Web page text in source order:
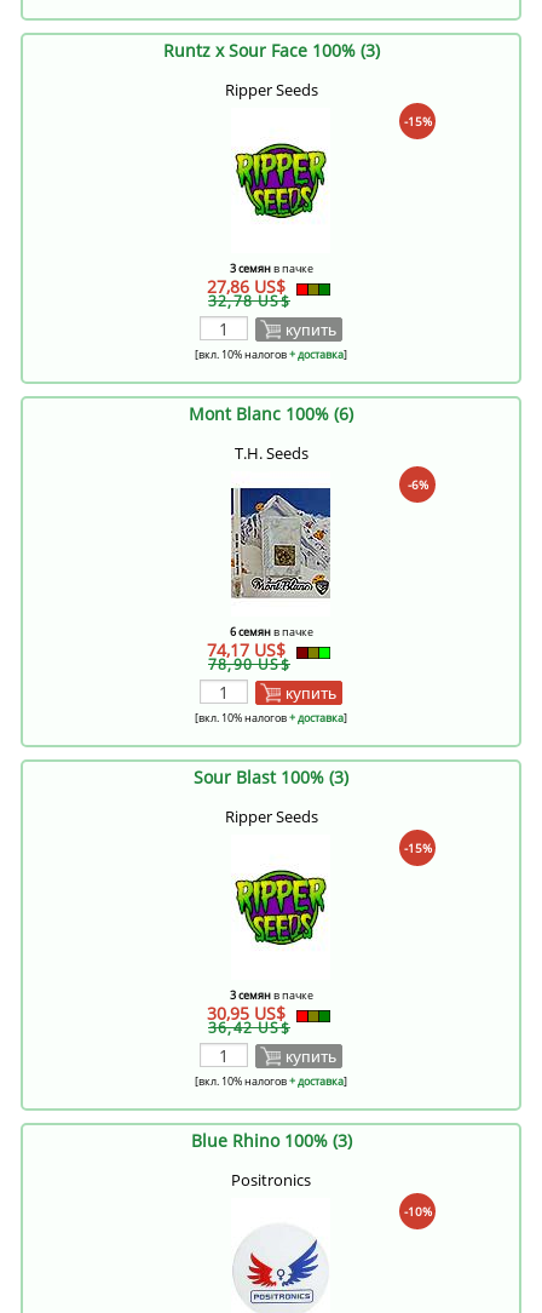
Runtz x Sour Face 100% (3)
Ripper Seeds
-15%
3 семянв пачке
27,86 US$
32,78 US$
купить
[вкл. 10% налогов+ доставка]
Mont Blanc 100% (6)
T.H. Seeds
-6%
6 семянв пачке
74,17 US$
78,90 US$
купить
[вкл. 10% налогов+ доставка]
Sour Blast 100% (3)
Ripper Seeds
-15%
3 семянв пачке
30,95 US$
36,42 US$
купить
[вкл. 10% налогов+ доставка]
Blue Rhino 100% (3)
Positronics
-10%